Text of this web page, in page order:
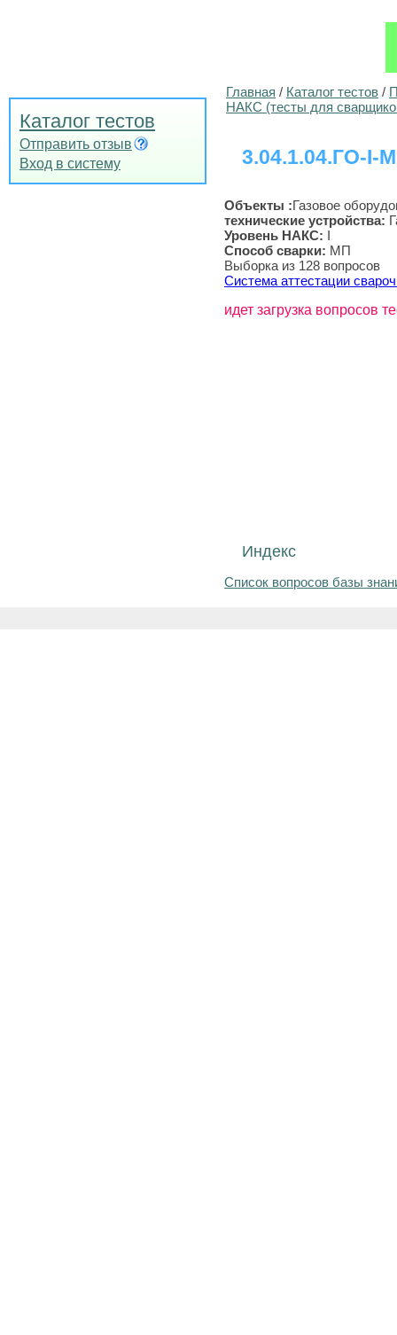
Каталог тестов
Отправить отзыв
Вход в систему
Главная / Каталог тестов /
НАКС (тесты для
3.04.1.04.ГО-I-
Объекты :Газовое
технические устройства:
Уровень НАКС: I
Способ сварки: МП
Выборка из 128 вопросов
Система аттестации
идет загрузка вопросов
Индекс
Список вопросов базы